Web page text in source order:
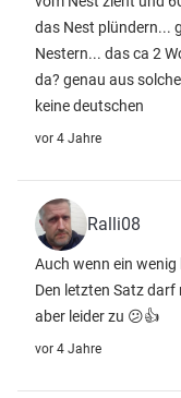
das Nest plündern...
Nestern... das ca 2
da? genau aus
keine deutschen
vor 4 Jahre
Ralli08
Auch wenn ein
Den letzten Satz
aber leider zu 😕👍
vor 4 Jahre